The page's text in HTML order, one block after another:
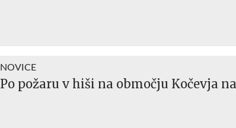
NOVICE
Po požaru v hiši na območju Kočevja